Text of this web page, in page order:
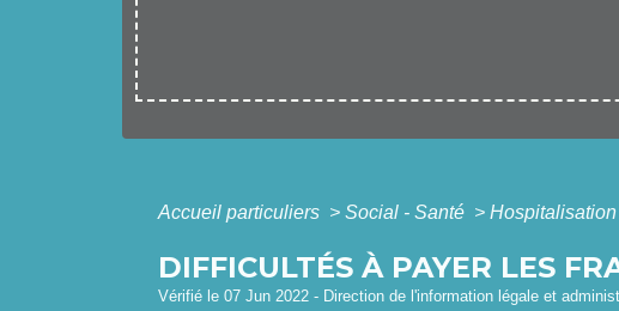
Accueil particuliers > Social - Santé >
DIFFICULTÉS À PAYER LES
Vérifié le 07 Jun 2022 - Direction de l'information légale et